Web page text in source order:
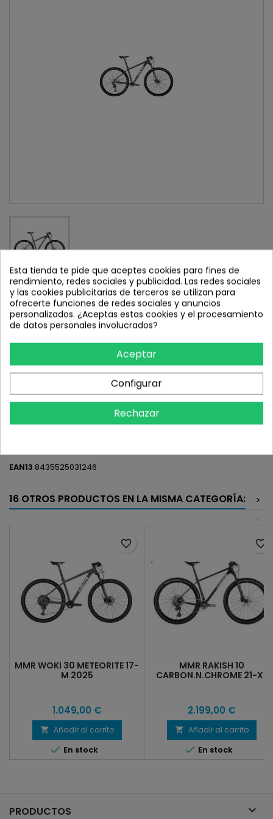
MMR WOKI 00 METEORITE 21-XL 2025
1.149,00 € Impuestos incluidos
 Añadir al carrito
Compartir
EAN13 8435525031246
16 OTROS PRODUCTOS EN LA MISMA CATEGORÍA:
>
<
MMR WOKI 30 METEORITE 17-
M 2025
1.049,00 €
 Añadir al carrito
 En stock
favorite_border
MMR RAKISH 10
CARBON.N.CHROME 21-XL
2.199,00 €
 Añadir al carrito
 En stock
favorite_border
PRODUCTOS 
Esta tienda te pide que aceptes cookies para fines de
rendimiento, redes sociales y publicidad. Las redes sociales
y las cookies publicitarias de terceros se utilizan para
ofrecerte funciones de redes sociales y anuncios
personalizados. ¿Aceptas estas cookies y el procesamiento
de datos personales involucrados?
Aceptar
Configurar
Rechazar